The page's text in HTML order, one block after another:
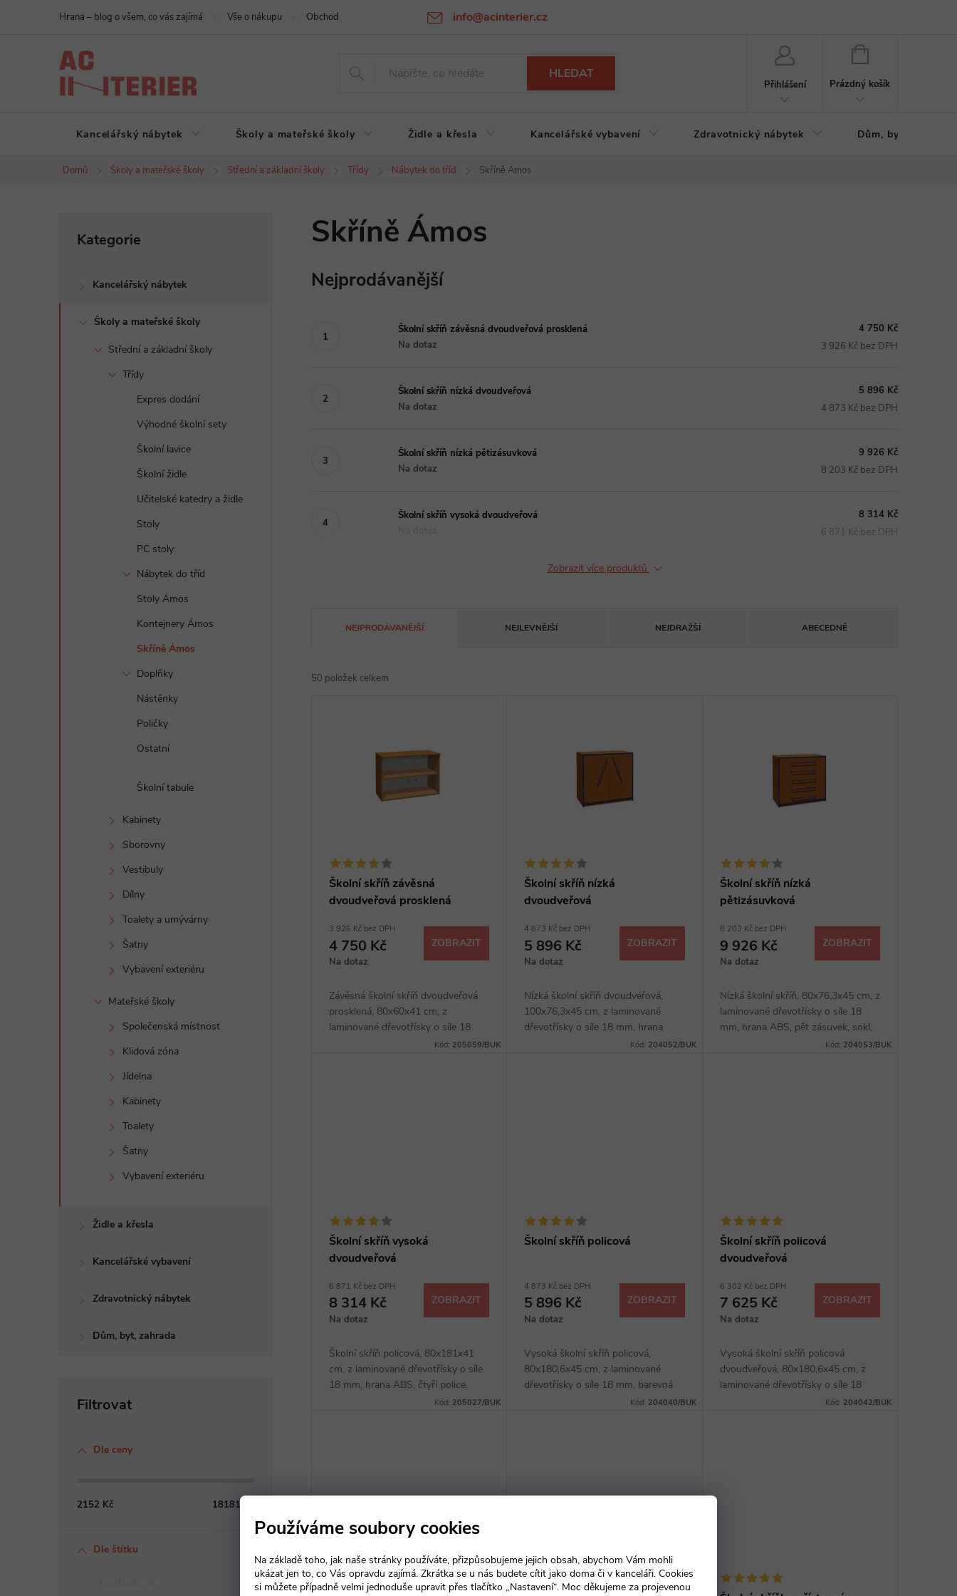
Používáme soubory cookies
Na základě toho, jak naše stránky používáte, přizpůsobujeme jejich obsah, abychom Vám mohli
ukázat jen to, co Vás opravdu zajímá. Zkrátka se u nás budete cítit jako doma či v kanceláři. Cookies
si můžete případně velmi jednoduše upravit přes tlačítko „Nastavení“. Moc děkujeme za projevenou
info@acinterier.cz
Hrana – blog o všem, co vás zajímá Vše o nákupu Obchodní podmínky Ochrana osobních údajů Atypická výroba na zakázku
HLEDAT
Přihlášení
NÁKUPNÍ
Prázdný košík
Kancelářský nábytek Školy a mateřské školy Židle a křesla Kancelářské vybavení Zdravotnický nábytek Dům, byt, zahrada
Domů Školy a mateřské školy Střední a základní školy Třídy Nábytek do tříd Skříně Ámos
s
kategorie
Kategorie
Kancelářský nábytek
Školy a mateřské školy
Střední a základní školy
Třídy
Expres dodání
Výhodné školní sety
Školní lavice
Školní židle
Učitelské katedry a židle
Stoly
PC stoly
Nábytek do tříd
Stoly Ámos
Kontejnery Ámos
Skříně Ámos
Doplňky
Nástěnky
Poličky
Ostatní
Školní tabule
Kabinety
Sborovny
Vestibuly
Dílny
Toalety a umývárny
Šatny
Vybavení exteriéru
Mateřské školy
Společenská místnost
Klidová zóna
Jídelna
Kabinety
Toalety
Šatny
Vybavení exteriéru
Židle a křesla
Kancelářské vybavení
Zdravotnický nábytek
Dům, byt, zahrada
Dle ceny
2152 Kč 18181
Dle štítku
Skříně Ámos
Nejprodávanější
Školní skříň závěsná dvoudveřová prosklená
Na dotaz
4 750 Kč
3 926 Kč bez DPH
Školní skříň nízká dvoudveřová
Na dotaz
5 896 Kč
4 873 Kč bez DPH
Školní skříň nízká pětizásuvková
Na dotaz
9 926 Kč
8 203 Kč bez DPH
Školní skříň vysoká dvoudveřová
8 314 Kč
6 871 Kč bez DPH
Zobrazit více produktů
NEJPRODÁVANĚJŠÍ NEJLEVNĚJŠÍ NEJDRAŽŠÍ ABECEDNĚ
50 položek celkem
Školní skříň závěsná
dvoudveřová prosklená
3 926 Kč bez DPH
4 750 Kč
Na dotaz
ZOBRAZIT
Závěsná školní skříň dvoudveřová
prosklená, 80x60x41 cm, z
laminované dřevotřísky o síle 18
mm, hrana ABS, jedna police,
Kód: 205059/BUK
Školní skříň nízká
dvoudveřová
4 873 Kč bez DPH
5 896 Kč
Na dotaz
ZOBRAZIT
Nízká školní skříň dvoudvéřová,
100x76,3x45 cm, z laminované
dřevotřísky o síle 18 mm, hrana
ABS, dvě police, sokl, výběr z
Kód: 204052/BUK
Školní skříň nízká
pětizásuvková
8 203 Kč bez DPH
9 926 Kč
Na dotaz
ZOBRAZIT
Nízká školní skříň, 80x76,3x45 cm, z
laminované dřevotřísky o síle 18
mm, hrana ABS, pět zásuvek, sokl,
výběr z několika dezénů, široké
Kód: 204053/BUK
Školní skříň vysoká
dvoudveřová
6 871 Kč bez DPH
8 314 Kč
Na dotaz
ZOBRAZIT
Školní skříň policová, 80x181x41
cm, z laminované dřevotřísky o síle
18 mm, hrana ABS, čtyři police,
dvoudveřová, kovové úchytky, sokl
Kód: 205027/BUK
Školní skříň policová
4 873 Kč bez DPH
5 896 Kč
Na dotaz
ZOBRAZIT
Vysoká školní skříň policová,
80x180,6x45 cm, z laminované
dřevotřísky o síle 18 mm, barevná
hrana ABS, čtyři police, sokl, výběr z
Kód: 204040/BUK
Školní skříň policová
dvoudveřová
6 302 Kč bez DPH
7 625 Kč
Na dotaz
ZOBRAZIT
Vysoká školní skříň policová
dvoudveřová, 80x180,6x45 cm, z
laminované dřevotřísky o síle 18
mm, hrana ABS, čtyři police, sokl,
Kód: 204042/BUK